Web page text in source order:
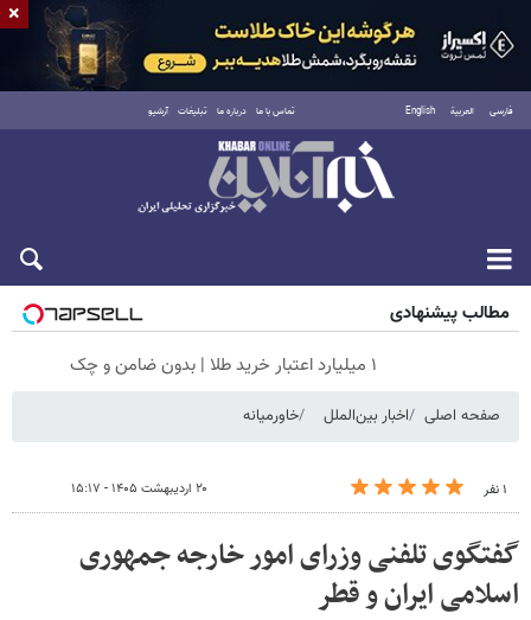
فارسی العربية English تماس با ما درباره ما تبلیغات آرشیو
پنجشنبه ۱۵ مرداد ۱۴۰۵
مطالب پیشنهادی
۱ میلیارد اعتبار خرید طلا | بدون ضامن و چک
صفحه اصلی اخبار بین‌الملل خاورمیانه
۱ نفر ۲۰ اردیبهشت ۱۴۰۵ - ۱۵:۱۷
گفتگوی تلفنی وزرای امور خارجه جمهوری
اسلامی ایران و قطر
×